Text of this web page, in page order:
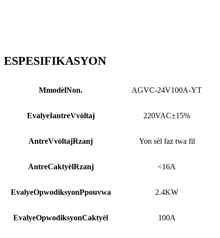
ESPESIFIKASYON
MmodèlNon. AGVC-24V100A-YT
EvalyeIantreVvòltaj 220VAC±15%
AntreVvòltajRzanj Yon sèl faz twa fil
AntreCaktyèlRzanj <16A
EvalyeOpwodiksyonPpouvwa 2.4KW
EvalyeOpwodiksyonCaktyèl 100A